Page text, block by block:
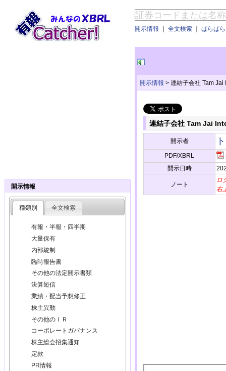
開示情報 ｜ 全文検索 ｜ ぱらぱ
開示情報 > 連結子会社 Tam
連結子会社 Tam Jai
開示者
PDF/XBRL
開示日時
ノート
ロ
右
開示情報
種類別 全文検索
有報・半報・四半期
大量保有
内部統制
臨時報告書
その他の法定開示書類
決算短信
業績・配当予想修正
株主異動
その他のＩＲ
コーポレートガバナンス
株主総会招集通知
定款
PR情報